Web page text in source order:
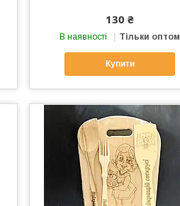
130 ₴
В наявності Тільки оптом
Купити